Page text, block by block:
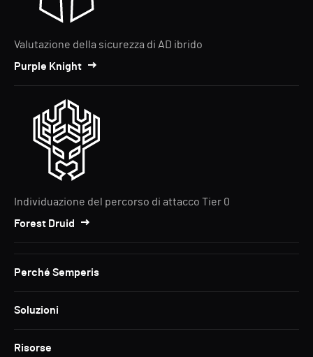
Valutazione della sicurezza di AD ibrido
Purple Knight
Individuazione del percorso di attacco Tier 0
Forest Druid
Perché Semperis
Soluzioni
Risorse